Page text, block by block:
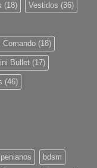
(18) Vestidos (36)
Comando (18)
Bullet (17)
(46)
bdsm